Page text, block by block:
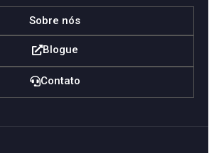
Sobre nós
Blogue
Contato